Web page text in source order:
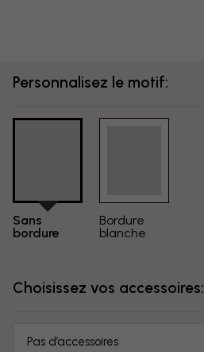
Personnalisez le motif:
Sans
bordure
Bordure
blanche
Choisissez vos accessoires:
Pas d’accessoires